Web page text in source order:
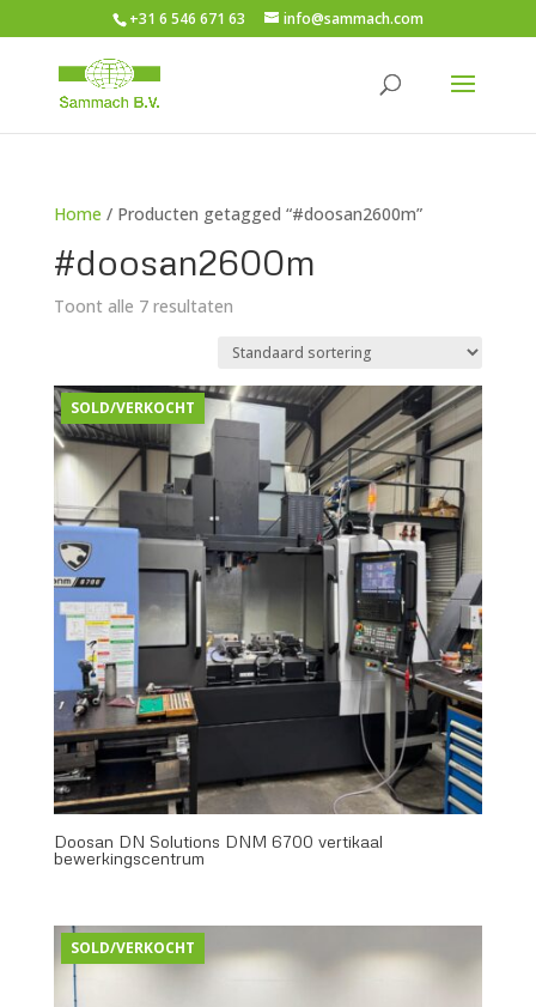
+31 6 546 671 63 info@sammach.com
Home / Producten getagged “#doosan2600m”
#doosan2600m
Toont alle 7 resultaten
SOLD/VERKOCHT
Doosan DN Solutions DNM 6700 vertikaal
bewerkingscentrum
SOLD/VERKOCHT